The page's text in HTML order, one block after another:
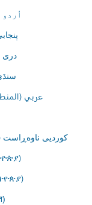
درى
عربي
کوردیی ناوەڕاست